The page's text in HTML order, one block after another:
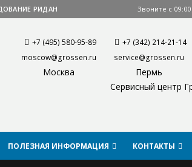
РИДАН Звоните с
+7 (495) 580-95-89
moscow@grossen.ru
Москва
+7 (342) 214-21-14
service@grossen.ru
Пермь
Сервисный центр
ПОЛЕЗНАЯ ИНФОРМАЦИЯ КОНТАКТЫ